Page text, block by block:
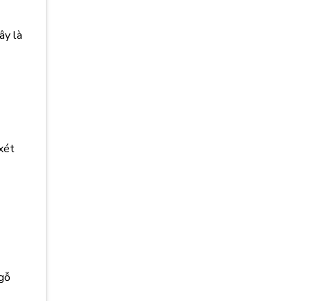
là